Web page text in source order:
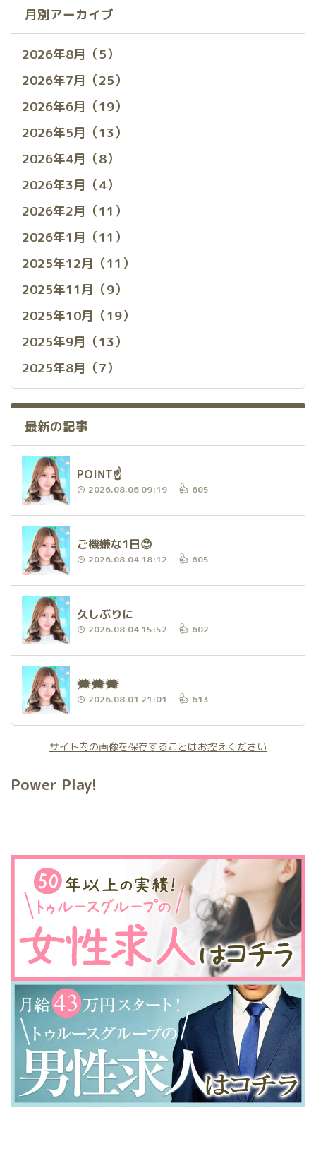
月別アーカイブ
2026年8月（5）
2026年7月（25）
2026年6月（19）
2026年5月（13）
2026年4月（8）
2026年3月（4）
2026年2月（11）
2026年1月（11）
2025年12月（11）
2025年11月（9）
2025年10月（19）
2025年9月（13）
2025年8月（7）
最新の記事
POINT☝️
2026.08.06 09:19 605
ご機嫌な1日😍
2026.08.04 18:12 605
久しぶりに
2026.08.04 15:52 602
🗯️🗯️🗯️
2026.08.01 21:01 613
サイト内の画像を保存することはお控えください
Power Play!